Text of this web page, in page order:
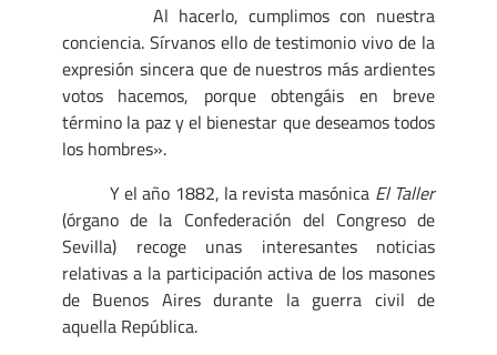
Al hacerlo, cumplimos con nuestra
conciencia. Sírvanos ello de testimonio vivo de la
expresión sincera que de nuestros más ardientes
votos hacemos, porque obtengáis en breve
término la paz y el bienestar que deseamos todos
los hombres».
Y el año 1882, la revista masónica El Taller
(órgano de la Confederación del Congreso de
Sevilla) recoge unas interesantes noticias
relativas a la participación activa de los masones
de Buenos Aires durante la guerra civil de
aquella República.